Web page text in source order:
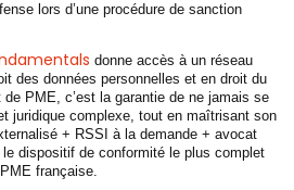
lors d’une procédure de sanction
donne accès à un réseau
des données personnelles et en droit du
PME, c’est la garantie de ne jamais se
juridique complexe, tout en maîtrisant son
+ RSSI à la demande + avocat
le dispositif de conformité le plus complet
française.